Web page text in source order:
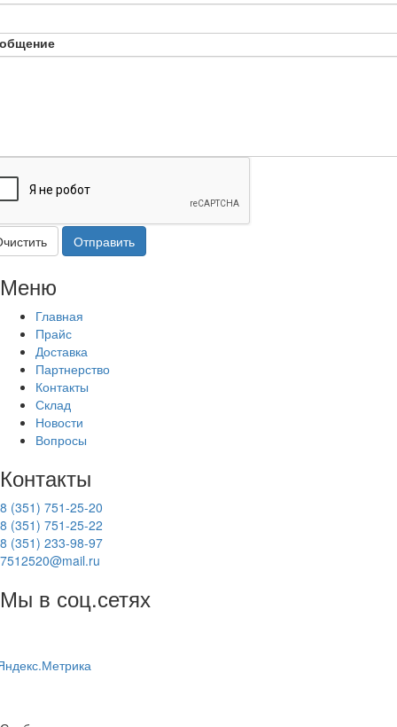
Отправить
Меню
Главная
Прайс
Доставка
Партнерство
Контакты
Склад
Новости
Вопросы
Контакты
8 (351) 751-25-20
8 (351) 751-25-22
8 (351) 233-98-97
7512520@mail.ru
Мы в соц.сетях